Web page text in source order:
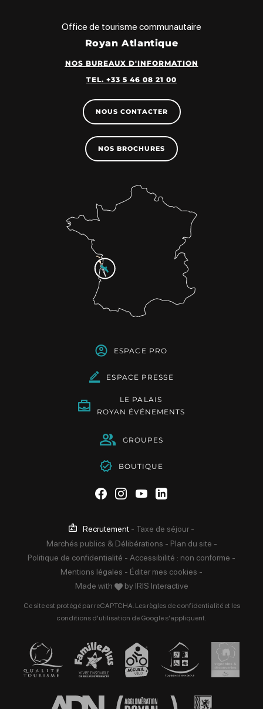
Office de tourisme communautaire
Royan Atlantique
NOS BUREAUX D'INFORMATION
TEL. +33 5 46 08 21 00
NOUS CONTACTER
NOS BROCHURES
ESPACE PRO
ESPACE PRESSE
LE PALAIS
ROYAN ÉVÉNEMENTS
GROUPES
BOUTIQUE
Suivez-nous sur Facebook
Suivez-nous sur
Suivez-nous sur
Suivez-nous sur
Recrutement - Taxe de séjour -
Marchés publics & Délibérations - Plan du site -
Politique de confidentialité - Accessibilité : non conforme -
Mentions légales - Éditer mes cookies -
Made with
by IRIS Interactive
Ce site est protégé par reCAPTCHA. Les règles de confidentialitéet les
conditions d'utilisation de Google s'appliquent.